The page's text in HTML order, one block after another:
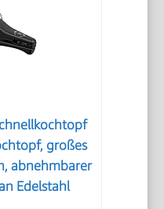
großes
abnehmbarer
Edelstahl